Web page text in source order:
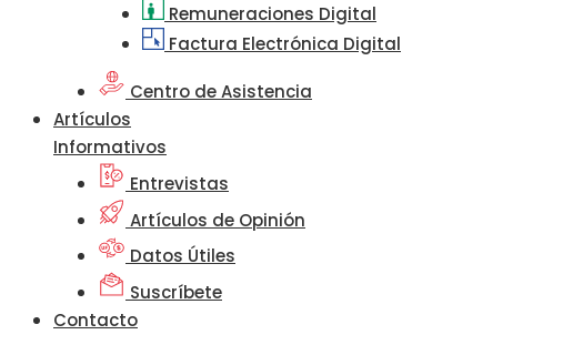
Remuneraciones Digital
Factura Electrónica Digital
Centro de Asistencia
Artículos
Informativos
Entrevistas
Artículos de Opinión
Datos Útiles
Suscríbete
Contacto